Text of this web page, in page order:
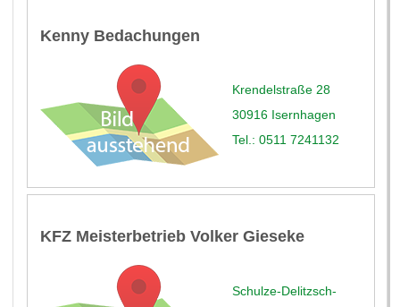
Kenny Bedachungen
Krendelstraße 28
30916 Isernhagen
Tel.: 0511 7241132
KFZ Meisterbetrieb Volker Gieseke
Schulze-Delitzsch-